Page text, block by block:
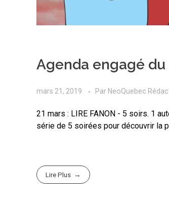
Agenda engagé du
mars 21, 2019 Par NeoQuebec
21 mars : LIRE FANON - 5 soirs. 1
série de 5 soirées pour découvrir la
Lire Plus